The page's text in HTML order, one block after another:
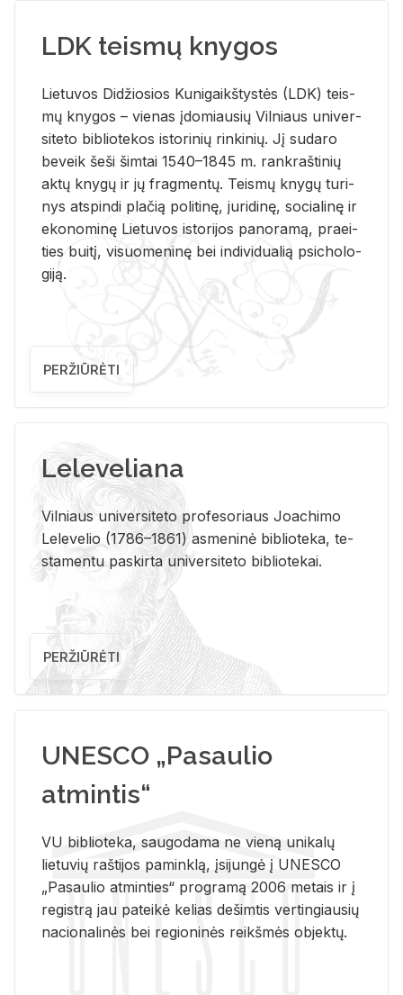
LDK teismų knygos
Lie­tu­vos Di­džio­sios Ku­ni­gaikš­tys­tės (LDK) teis­
mų kny­gos – vie­nas įdo­miau­sių Vil­niaus uni­ver­
si­te­to bi­b­lio­te­kos is­to­ri­nių rin­ki­nių. Jį su­da­ro
be­veik šeši šim­tai 1540–1845 m. rank­raš­ti­nių
aktų kny­gų ir jų frag­men­tų. Teis­mų kny­gų tu­ri­
nys at­spin­di pla­čią po­li­ti­nę, ju­ri­di­nę, so­cia­li­nę ir
eko­no­mi­nę Lie­tu­vos is­to­ri­jos pa­no­ra­mą, pra­ei­
ties bui­tį, vi­suo­me­ni­nę bei in­di­vi­dua­lią psi­cho­lo­
gi­ją.
PERŽIŪRĖTI
Leleveliana
Vil­niaus uni­ver­si­te­to pro­fe­so­riaus Jo­a­chi­mo
Le­le­ve­lio (1786–1861) as­me­ni­nė bi­b­lio­te­ka, te­
sta­men­tu pa­skir­ta uni­ver­si­te­to bi­b­lio­te­kai.
PERŽIŪRĖTI
UNESCO „Pasaulio
atmintis“
VU biblioteka, saugodama ne vieną unikalų
lietuvių raštijos paminklą, įsijungė į UNESCO
„Pasaulio atminties“ programą 2006 metais ir į
registrą jau pateikė kelias dešimtis vertingiausių
nacionalinės bei regioninės reikšmės objektų.